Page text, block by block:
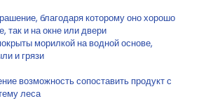
благодаря которому оно хорошо
так и на окне или двери
морилкой на водной основе,
и грязи
возможность сопоставить продукт с
леса